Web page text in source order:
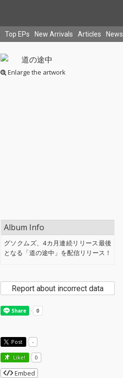
Top EPs New Arrivals Articles News
Enlarge the artwork
Album Info
グソクムズ、4カ月連続リリース最後
となる「道の途中」を配信リリース！
Report about incorrect data
Post -
Like! 0
Embed